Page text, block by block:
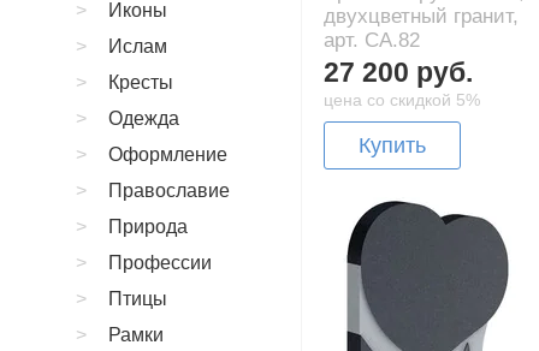
двухцветный гранит,
арт. CA.82
27 200 руб.
цена со скидкой 5%
Купить
Иконы
Ислам
Кресты
Одежда
Оформление
Православие
Природа
Профессии
Птицы
Рамки